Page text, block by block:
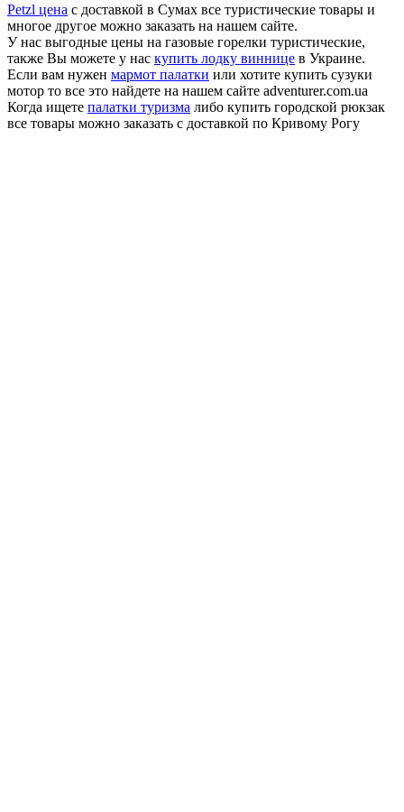
Petzl цена с доставкой в Сумах все туристические товары и
многое другое можно заказать на нашем сайте.
У нас выгодные цены на газовые горелки туристические,
также Вы можете у нас купить лодку виннице в Украине.
Если вам нужен мармот палатки или хотите купить сузуки
мотор то все это найдете на нашем сайте adventurer.com.ua
Когда ищете палатки туризма либо купить городской рюкзак
все товары можно заказать с доставкой по Кривому Рогу